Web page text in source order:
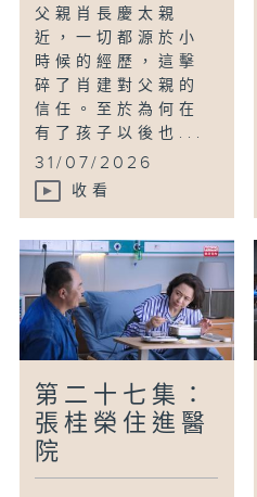
父親肖長慶太親
近，一切都源於小
時候的經歷，這擊
碎了肖建對父親的
信任。至於為何在
有了孩子以後也...
31/07/2026
收看
第二十七集：
張桂榮住進醫
院